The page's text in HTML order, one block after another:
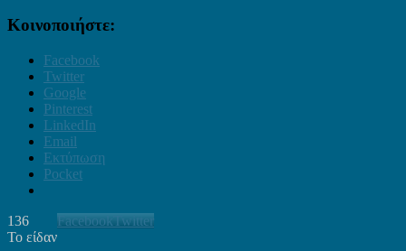
Κοινοποιήστε:
Facebook
Twitter
Google
Pinterest
LinkedIn
Email
Εκτύπωση
Pocket
136
Το είδαν
FacebookTwitter